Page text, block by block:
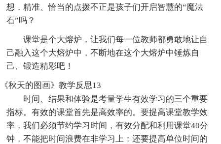
想，精准、恰当的点拨不正是孩子们开启智慧的“魔法
石”吗？
课堂是个大熔炉，让我们每一位教师都勇敢地让自
己融入这个大熔炉中，不断地在这个大熔炉中锤炼自
己、锻造精彩吧！
《秋天的图画》教学反思13
时间、结果和体验是考量学生有效学习的三个重要
指标。有效的课堂首先是高效率的。要提高课堂教学效
率，我们必须节约学习时间，有效分配和利用课堂40分
钟，不能把时间浪费在非学习上；还要提高单位时间的